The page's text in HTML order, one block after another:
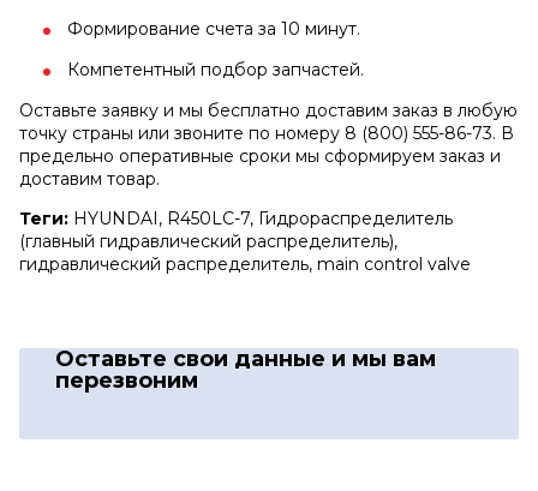
Формирование счета за 10 минут.
Компетентный подбор запчастей.
Оставьте заявку и мы бесплатно доставим заказ в любую
точку страны или звоните по номеру 8 (800) 555-86-73. В
предельно оперативные сроки мы сформируем заказ и
доставим товар.
Теги: HYUNDAI, R450LC-7, Гидрораспределитель
(главный гидравлический распределитель),
гидравлический распределитель, main control valve
Оставьте свои данные и мы вам
перезвоним